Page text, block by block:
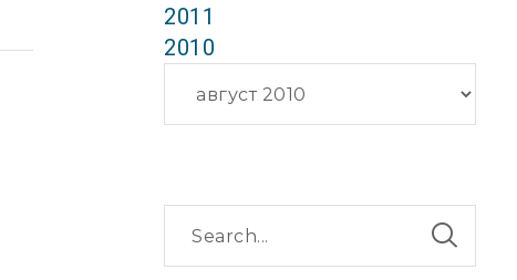
2011
2010